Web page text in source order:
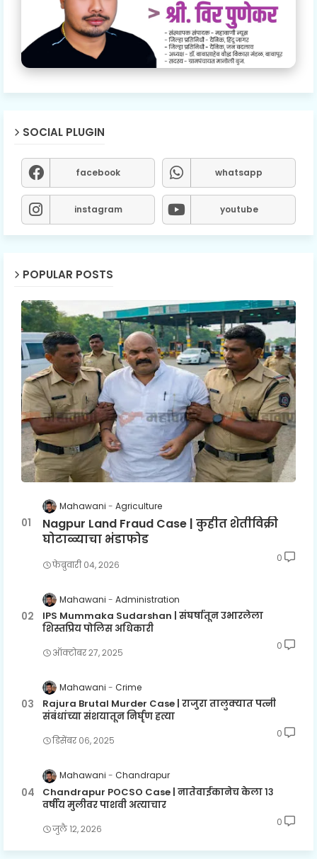
SOCIAL PLUGIN
facebook whatsapp
instagram youtube
POPULAR POSTS
Mahawani Agriculture
Nagpur Land Fraud Case | कुहीत शेतीविक्री
घोटाळ्याचा भंडाफोड
फेब्रुवारी ०४, २०२६
0
Mahawani Administration
IPS Mummaka Sudarshan | संघर्षातून उभारलेला
शिस्तप्रिय पोलिस अधिकारी
ऑक्टोबर २७, २०२५
0
Mahawani Crime
Rajura Brutal Murder Case | राजुरा तालुक्यात पत्नी
संबंधांच्या संशयातून निर्घृण हत्या
डिसेंबर ०६, २०२५
0
Mahawani Chandrapur
Chandrapur POCSO Case | नातेवाईकानेच केला १३
वर्षीय मुलीवर पाशवी अत्याचार
जुलै १२, २०२६
0